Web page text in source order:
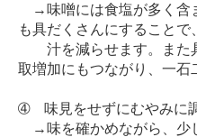
→味噌には食塩が多く含
も具だくさんにすることで、
汁を減らせます。また
取増加にもつながり、一石
➃ 味見をせずにむやみに
→味を確かめながら、少